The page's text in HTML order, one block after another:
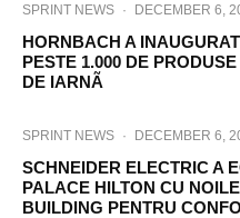
SPRINT NEWS · DECEMBER 6,
HORNBACH A
PESTE 1.000 DE
DE IARNÃ
SPRINT NEWS · DECEMBER 6,
SCHNEIDER ELECTRIC A
PALACE HILTON CU
BUILDING PENTRU